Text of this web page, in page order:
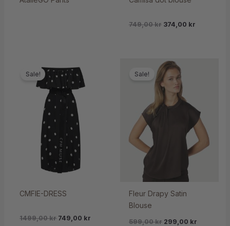
749,00kr 374,00 kr
Sale!
CMFIE-DRESS
1499,00kr 749,00 kr
Sale!
Fleur Drapy Satin
Blouse
599,00kr 299,00 kr